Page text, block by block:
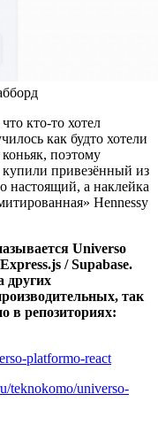
кто-то хотел
как будто хотели
поэтому
привезённый из
настоящий, а наклейка
Hennessy
Universo
/ Supabase.
других
так
в репозиториях:
platformo-react
teknokomo/universo-